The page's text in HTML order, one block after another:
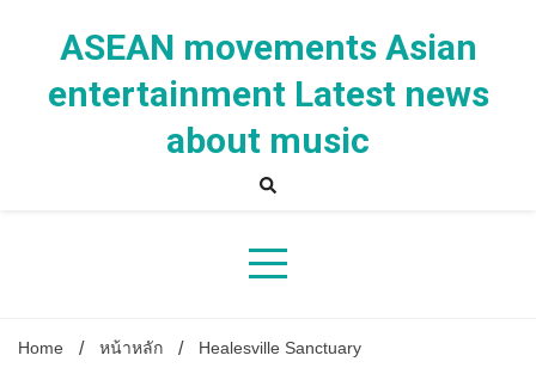
ASEAN movements Asian
entertainment Latest news
about music
Home หน้าหลัก Healesville Sanctuary